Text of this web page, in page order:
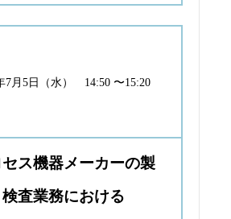
7月5日（水） 14:50 〜15:20
ス機器メーカーの製
査業務における